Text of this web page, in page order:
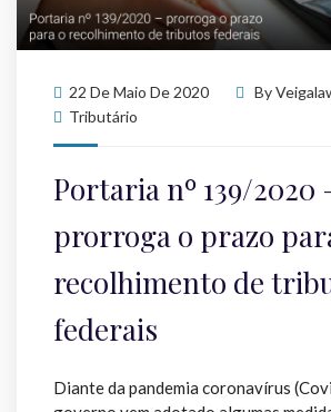
22 De Maio De 2020 By
Tributário
Portaria nº 139/2020
prorroga o prazo
recolhimento de
federais
Diante da pandemia coronavírus